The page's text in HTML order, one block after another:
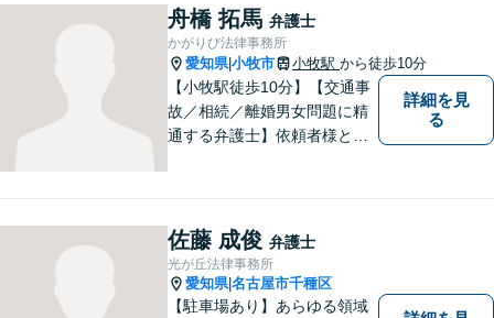
故など、幅広く対応可能。
【夜間／休日対応可能】お悩
みの方はどうぞお気軽にご相
談ください。
舟橋 拓馬 弁護士
かがりび法律事務所
愛知県|小牧市 小牧駅 から徒歩10分
【小牧駅徒歩10分】【交通事
故／相続／離婚男女問題に精
通する弁護士】依頼者様との
分かりやすい説明を心がけま
す。お気軽にご相談くださ
い！
詳細を見
る
佐藤 成俊 弁護士
光が丘法律事務所
愛知県|名古屋市千種区
【駐車場あり】あらゆる領域